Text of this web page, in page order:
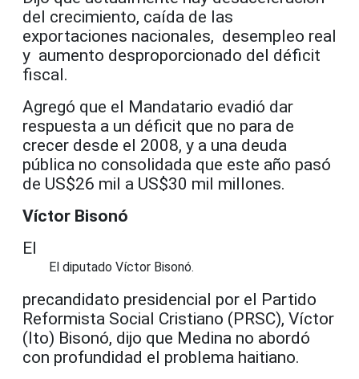
del crecimiento, caída de las
exportaciones nacionales, desempleo real
y aumento desproporcionado del déficit
fiscal.
Agregó que el Mandatario evadió dar
respuesta a un déficit que no para de
crecer desde el 2008, y a una deuda
pública no consolidada que este año pasó
de US$26 mil a US$30 mil millones.
Víctor Bisonó
El diputado Víctor Bisonó.
El
precandidato presidencial por el Partido
Reformista Social Cristiano (PRSC), Víctor
(Ito) Bisonó, dijo que Medina no abordó
con profundidad el problema haitiano.